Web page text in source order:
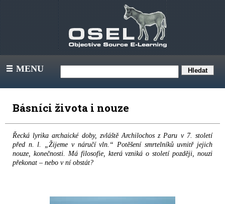
III MENU
Básníci života i nouze
Řecká lyrika archaické doby, zvláště Archilochos z Paru v 7. století
před n. l. „Žijeme v náručí vln.“ Potěšení smrtelníků uvnitř jejich
nouze, konečnosti. Má filosofie, která vzniká o století později, nouzi
překonat – nebo v ní obstát?